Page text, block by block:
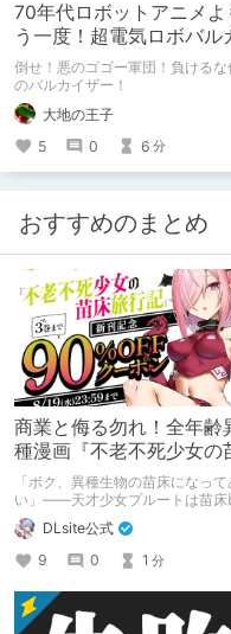
70年代ロボットアニメよ
う一度！超電気ロボバル
イザー
倒せ！悪のゴゴー軍団！負けるな
のバルカイザー！
大地の王子
5
0 6 分
おすすめのまとめ
商業と侮る勿れ！全年齢
種漫画『不老不死少女の
床旅行記』新刊記念1～3
90%オフクーポン配布中
「ボク、異種生物の苗床になって
い」――天才少女プルートは苗床
を叶えるため、不老不死の体を手
れた！ 話題沸騰の全年齢苗床コミ
クスの新刊が発売開始！ それを記
して1～3巻まで90%OFFクーポン
布いたします！ まだ本作品未体
皆さん、多分お好きです。ぜひお
ください。
DLsite公式
9
0 1 分